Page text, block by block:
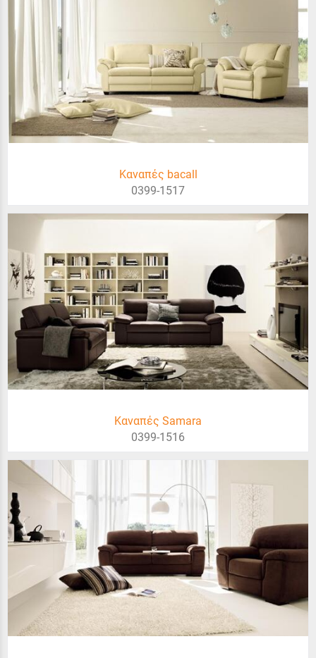
Καναπές bacall
0399-1517
Καναπές Samara
0399-1516